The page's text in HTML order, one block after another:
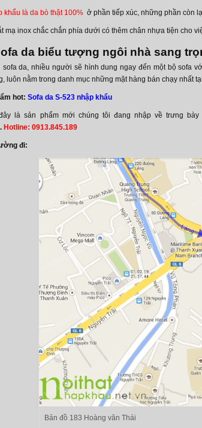
khẩu là da bò thật 100% ở phần tiếp xúc, những phần còn
mạ inox chắc chắn phía dưới có thêm chân nhựa tiện cho
da biểu tượng ngôi nhà sang
sofa da, nhiều người sẽ hình dung ngay đến một bộ sofa
luôn nằm trong danh mục những mặt hàng bán chạy nhất
hot: Sofa da S-523 nhập khẩu
là sản phẩm mới chúng tôi đang nhập về trưng bày
Hotline: 0913.845.189
đi:
Bản đồ 183 Hoàng văn Thái